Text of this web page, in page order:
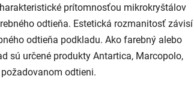
prítomnosťou mikrokryštálov
odtieňa. Estetická rozmanitosť závisí
odtieňa podkladu. Ako farebný alebo
sú určené produkty Antartica, Marcopolo,
odtieni.